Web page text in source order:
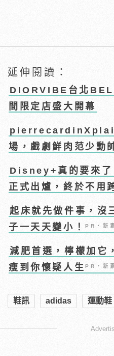
延伸閱讀：
DIORVIBE台北
間限定店盛大開幕
場，戲劇鮮肉范少勳
Disney+真的要來了
正式出爐，終於不用
起床就先做件事，沒
子一天天變小！PR・新
減肥首選，檸檬加它
瘦到你懷疑人生PR・新
鞋訊 adidas 運動鞋